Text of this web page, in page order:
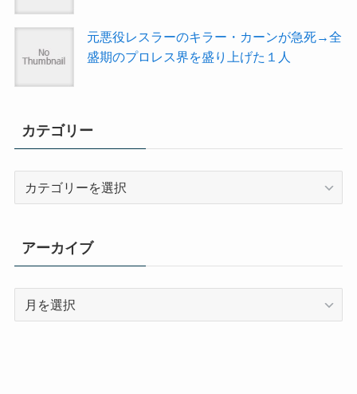
元悪役レスラーのキラー・カーンが急死→全
盛期のプロレス界を盛り上げた１人
カテゴリー
リ
ー
アーカイブ